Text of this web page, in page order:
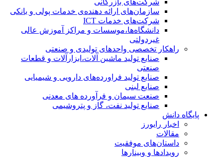
سازمان‌های ارائه دهنده‌ی خدمات پولی و بانکی
شرکت‌های خدمات ICT
دانشگاه‌ها،موسسات و مراکز آموزش عالی
غیردولتی
راهکار تخصصی واحدهای تولیدی و صنعتی
صنایع توليد ماشين آلات،ابزارآلات و قطعات
صنعتی
صنایع تولید فراورده‌های دارویی و شیمیایی
صنایع لبنی
صنعت سیمان و فرآورده های معدنی
صنایع تولید نفت، گاز و پتروشيمی
پایگاه دانش
اخبار رایورز
مقالات
داستان‌های موفقیت
رویدادها و وبینارها